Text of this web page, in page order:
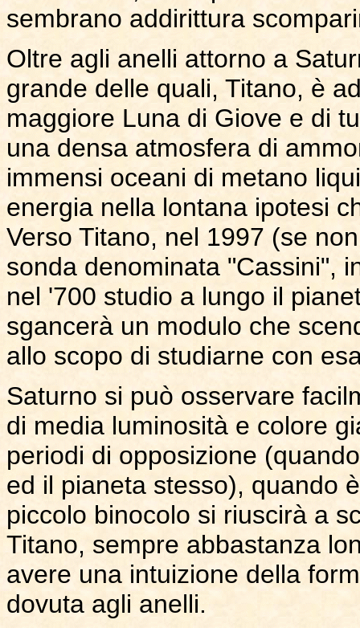
sembrano addirittura
Oltre agli anelli attorno a
grande delle quali, Titano, è
maggiore Luna di Giove e di
una densa atmosfera di
immensi oceani di metano
energia nella lontana ipotesi
Verso Titano, nel 1997 (se
sonda denominata "Cassini",
nel '700 studio a lungo il
sgancerà un modulo che
allo scopo di studiarne con
Saturno si può osservare
di media luminosità e colore
periodi di opposizione
ed il pianeta stesso), quando
piccolo binocolo si riuscirà a
Titano, sempre abbastanza
avere una intuizione della
dovuta agli anelli.